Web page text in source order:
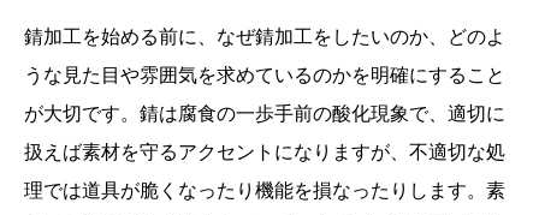
錆加工を始める前に、なぜ錆加工をしたいのか、どのよ
うな見た目や雰囲気を求めているのかを明確にすること
が大切です。錆は腐食の一歩手前の酸化現象で、適切に
扱えば素材を守るアクセントになりますが、不適切な処
理では道具が脆くなったり機能を損なったりします。素